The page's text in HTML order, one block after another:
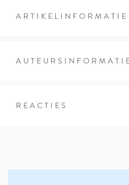
ARTIKELINFORMATIE
REACTIES